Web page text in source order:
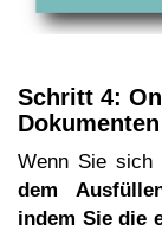
Schritt 4:
Wenn Sie sich
dem
indem Sie die